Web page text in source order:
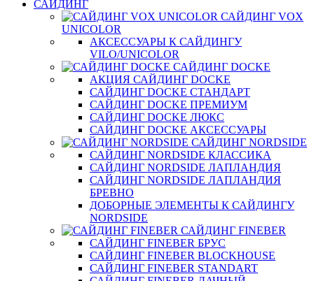
САЙДИНГ
САЙДИНГ VOX
UNICOLOR
АКСЕССУАРЫ К САЙДИНГУ
VILO/UNICOLOR
САЙДИНГ DOCKE
АКЦИЯ САЙДИНГ DOCKE
САЙДИНГ DOCKE СТАНДАРТ
САЙДИНГ DOCKE ПРЕМИУМ
САЙДИНГ DOCKE ЛЮКС
САЙДИНГ DOCKE АКСЕССУАРЫ
САЙДИНГ NORDSIDE
САЙДИНГ NORDSIDE КЛАССИКА
САЙДИНГ NORDSIDE ЛАПЛАНДИЯ
САЙДИНГ NORDSIDE ЛАПЛАНДИЯ
БРЕВНО
ДОБОРНЫЕ ЭЛЕМЕНТЫ К САЙДИНГУ
NORDSIDE
САЙДИНГ FINEBER
САЙДИНГ FINEBER БРУС
САЙДИНГ FINEBER BLOCKHOUSE
САЙДИНГ FINEBER STANDART